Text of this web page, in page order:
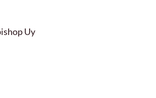
Uy